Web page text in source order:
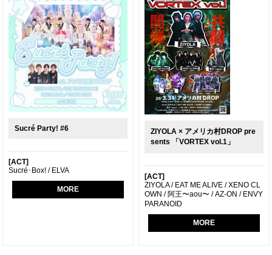
Sucré Party! #6
[ACT]
Sucré･Box! / ELVA
MORE
ZIYOLA × アメリカ村DROP pre
sents 「VORTEX vol.1」
[ACT]
ZIYOLA / EAT ME ALIVE / XENO CL
OWN / 阿王〜aou〜 / AZ-ON / ENVY
PARANOID
MORE